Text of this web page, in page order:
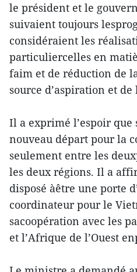
le président et le
suivaient toujours
considéraient les
particuliercelles en
faim et de réduction de
source d’aspiration et
Il a exprimé l’espoir
nouveau départ pour la
seulement entre les
les deux régions. Il a
disposé àêtre une porte
coordinateur pour le
sacoopération avec les
et l’Afrique de l’Ouest